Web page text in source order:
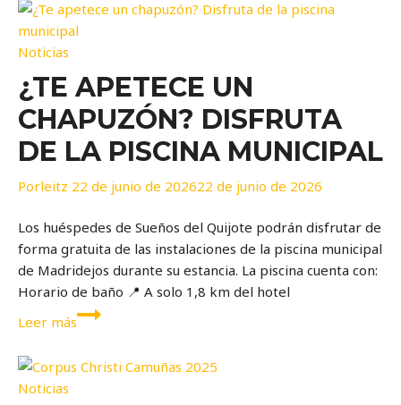
Noticias
¿TE APETECE UN
CHAPUZÓN? DISFRUTA
DE LA PISCINA MUNICIPAL
Porleitz 22 de junio de 202622 de junio de 2026
Los huéspedes de Sueños del Quijote podrán disfrutar de
forma gratuita de las instalaciones de la piscina municipal
de Madridejos durante su estancia. La piscina cuenta con:
Horario de baño 📍 A solo 1,8 km del hotel
Leer más
¿Te
chapuzón?
Noticias